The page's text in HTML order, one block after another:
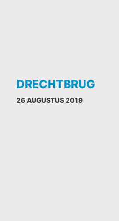
DRECHTBRUG
26 AUGUSTUS 2019